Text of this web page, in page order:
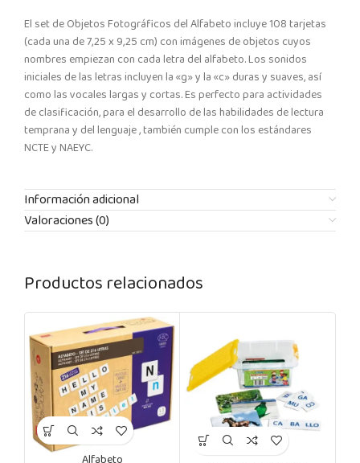
El set de Objetos Fotográficos del Alfabeto incluye 108 tarjetas
(cada una de 7,25 x 9,25 cm) con imágenes de objetos cuyos
nombres empiezan con cada letra del alfabeto. Los sonidos
iniciales de las letras incluyen la «g» y la «c» duras y suaves, así
como las vocales largas y cortas. Es perfecto para actividades
de clasificación, para el desarrollo de las habilidades de lectura
temprana y del lenguaje , también cumple con los estándares
NCTE y NAEYC.
Información adicional
Valoraciones (0)
Productos relacionados